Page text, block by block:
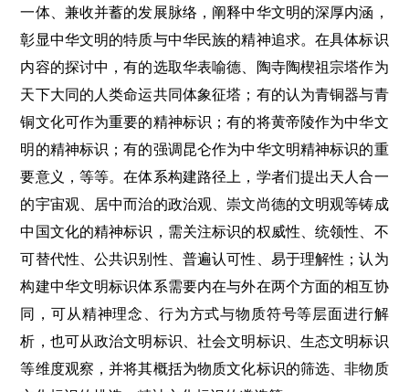
一体、兼收并蓄的发展脉络，阐释中华文明的深厚内涵，
彰显中华文明的特质与中华民族的精神追求。在具体标识
内容的探讨中，有的选取华表喻德、陶寺陶楔祖宗塔作为
天下大同的人类命运共同体象征塔；有的认为青铜器与青
铜文化可作为重要的精神标识；有的将黄帝陵作为中华文
明的精神标识；有的强调昆仑作为中华文明精神标识的重
要意义，等等。在体系构建路径上，学者们提出天人合一
的宇宙观、居中而治的政治观、崇文尚德的文明观等铸成
中国文化的精神标识，需关注标识的权威性、统领性、不
可替代性、公共识别性、普遍认可性、易于理解性；认为
构建中华文明标识体系需要内在与外在两个方面的相互协
同，可从精神理念、行为方式与物质符号等层面进行解
析，也可从政治文明标识、社会文明标识、生态文明标识
等维度观察，并将其概括为物质文化标识的筛选、非物质